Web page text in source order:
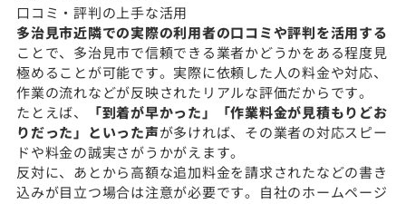
口コミ・評判の上手な活用
多治見市近隣での実際の利用者の口コミや評判を活用する
ことで、多治見市で信頼できる業者かどうかをある程度見
極めることが可能です。実際に依頼した人の料金や対応、
作業の流れなどが反映されたリアルな評価だからです。
たとえば、
「到着が早かった」「作業料金が見積もりどお
りだった」といった声が多ければ、その業者の対応スピー
ドや料金の誠実さがうかがえます。
反対に、あとから高額な追加料金を請求されたなどの書き
込みが目立つ場合は注意が必要です。自社のホームページ